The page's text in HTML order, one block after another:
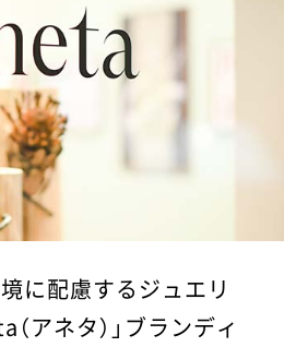
に配慮するジュエリ
アネタ）」ブランディ